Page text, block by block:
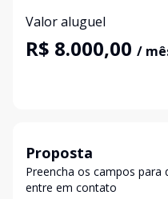
Valor aluguel
R$ 8.000,00 /
Proposta
Preencha os campos para
entre em contato